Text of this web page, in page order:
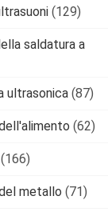
(129)
saldatura a
ultrasonica (87)
(62)
(166)
metallo (71)